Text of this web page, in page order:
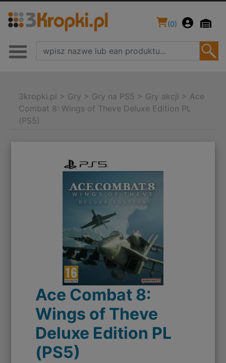
(0)
3kropki.pl > Gry > Gry na PS5 > Gry akcji > Ace
Combat 8: Wings of Theve Deluxe Edition PL
(PS5)
Ace Combat 8:
Wings of Theve
Deluxe Edition PL
(PS5)